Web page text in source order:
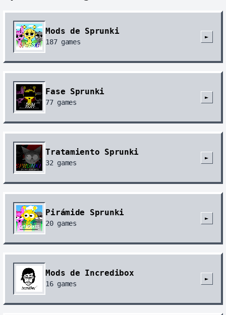
Mods de Sprunki
187games
►
Fase Sprunki
77games
►
Tratamiento Sprunki
32 games
►
Pirámide Sprunki
20games
►
Mods de Incredibox
16games
►